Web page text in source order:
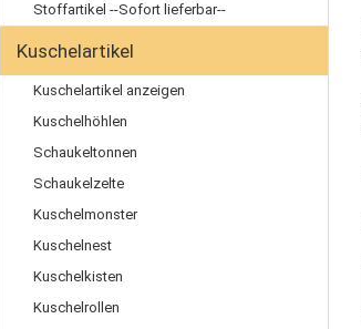
Stoffartikel --Sofort lieferbar--
Kuschelartikel
Kuschelartikel anzeigen
Kuschelhöhlen
Schaukeltonnen
Schaukelzelte
Kuschelmonster
Kuschelnest
Kuschelkisten
Kuschelrollen